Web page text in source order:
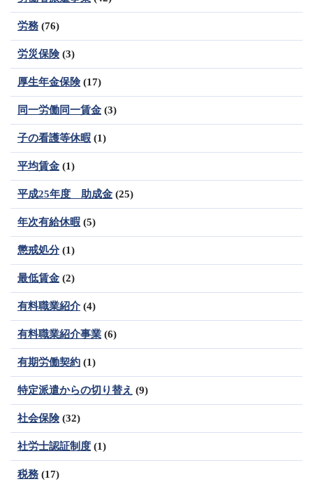
労務 (76)
労災保険(3)
厚生年金保険(17)
同一労働同一賃金 (3)
子の看護等休暇 (1)
平均賃金 (1)
平成25年度 助成金 (25)
年次有給休暇 (5)
懲戒処分(1)
最低賃金 (2)
有料職業紹介(4)
有料職業紹介事業 (6)
有期労働契約 (1)
特定派遣からの切り替え (9)
社会保険(32)
社労士認証制度 (1)
税務 (17)